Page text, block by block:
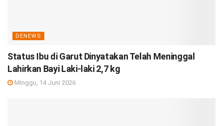
DENEWS
Status Ibu di Garut Dinyatakan Telah Meninggal
Lahirkan Bayi Laki-laki 2,7 kg
Minggu, 14 Juni 2026